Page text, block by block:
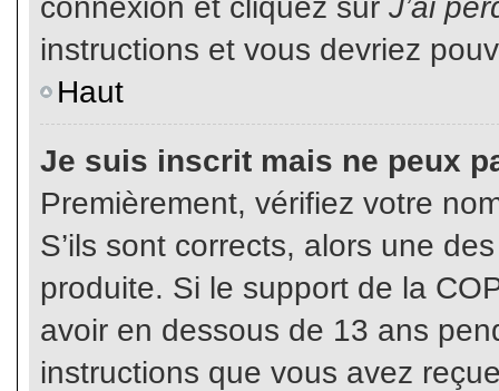
instructions et vous devriez
Haut
Je suis inscrit mais ne peux
Premièrement, vérifiez votre
S’ils sont corrects, alors une
produite. Si le support de la
avoir en dessous de 13 ans
instructions que vous avez